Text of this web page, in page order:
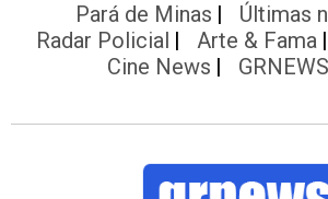
Pará de Minas
Últimas
Radar Policial
Arte & Fama
Cine News